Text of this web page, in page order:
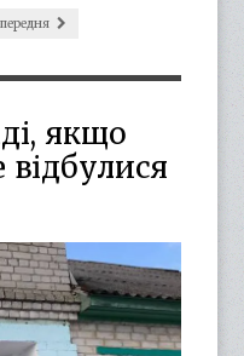
якщо